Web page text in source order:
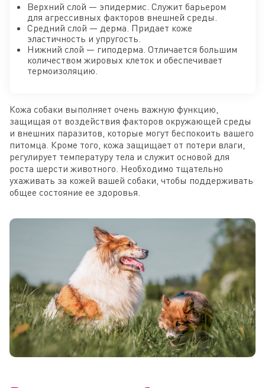
Верхний слой — эпидермис. Служит барьером
для агрессивных факторов внешней среды.
Средний слой — дерма. Придает коже
эластичность и упругость.
Нижний слой — гиподерма. Отличается большим
количеством жировых клеток и обеспечивает
термоизоляцию.
Кожа собаки выполняет очень важную функцию,
защищая от воздействия факторов окружающей среды
и внешних паразитов, которые могут беспокоить вашего
питомца. Кроме того, кожа защищает от потери влаги,
регулирует температуру тела и служит основой для
роста шерсти животного. Необходимо тщательно
ухаживать за кожей вашей собаки, чтобы поддерживать
общее состояние ее здоровья.